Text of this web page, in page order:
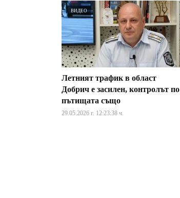
ВИДЕО
Летният трафик в област
Добрич е засилен, контролът по
пътищата също
29.05.2026 г. 12:23:38 ч.